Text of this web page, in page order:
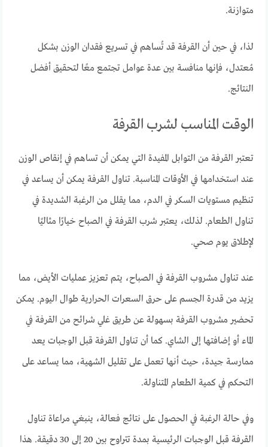
متوازنة.
لذا، في حين أن القرفة قد تُساهم في تسريع فقدان الوزن بشكل
مُعتدل، فإنها منافسة بين عدة عوامل تجتمع معًا لتحقيق أفضل
النتائج.
الوقت المناسب لشرب القرفة
تعتبر القرفة من التوابل المفيدة التي يمكن أن تساهم في إنقاص الوزن
عند استخدامها في الأوقات المناسبة. تناول القرفة يمكن أن يساعد في
تنظيم مستويات السكر في الدم، مما يقلل من الرغبة الشديدة في
تناول الطعام. لذلك، يعتبر شرب القرفة في الصباح خيارًا مثاليًا
لإطلاق يوم صحي.
عند تناول مشروب القرفة في الصباح، يتم تعزيز عمليات الأيض، مما
يزيد من قدرة الجسم على حرق السعرات الحرارية طوال اليوم. يمكن
تحضير مشروب القرفة بسهولة عن طريق غلي شرائح من القرفة في
الماء أو إضافتها إلى الشاي. كما أن تناول القرفة قبل الوجبات يعد
ممارسة جيدة، حيث أنها تعمل على تقليل الشهية، مما يساعد على
التحكم في كمية الطعام المتناولة.
وفي حالة الرغبة في الحصول على نتائج فعالة، ينبغي مراعاة تناول
القرفة قبل الوجبات الرئيسية بمدة تتراوح بين 20 إلى 30 دقيقة. هذا